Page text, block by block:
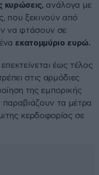
κυρώσεις, ανάλογα με
που ξεκινούν από
να φτάσουν σε
εκατομμύριο ευρώ.
έως τέλος
στις αρμόδιες
της εμπορικής
παραβιάζουν τα μέτρα
κερδοφορίας σε